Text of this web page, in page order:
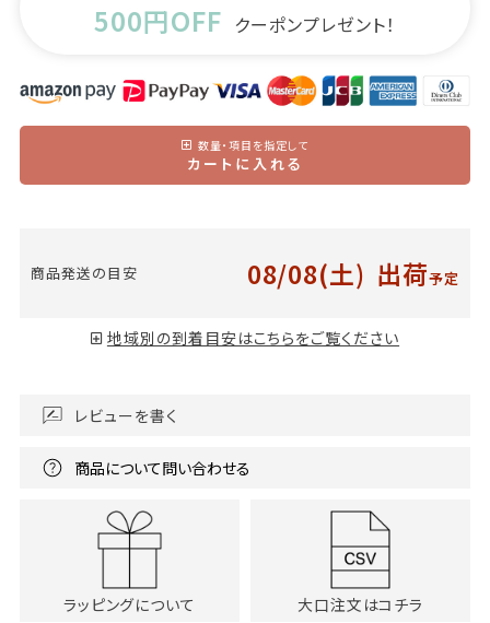
500円OFF クーポンプレゼント！
数量・項目を指定して
カートに入れる
商品発送の目安 08/08(土) 出荷予定
地域別の到着目安はこちらをご覧ください
レビューを書く
商品について問い合わせる
ラッピングについて 大口注文はコチラ